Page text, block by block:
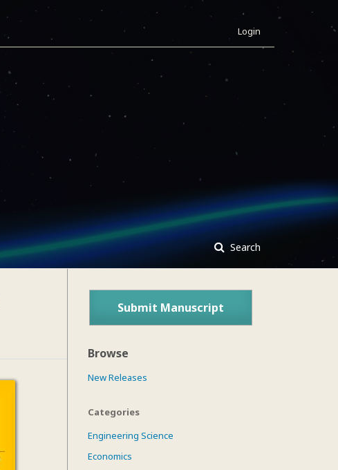
Search
Login
Submit Manuscript
Browse
New Releases
Categories
Engineering Science
Economics